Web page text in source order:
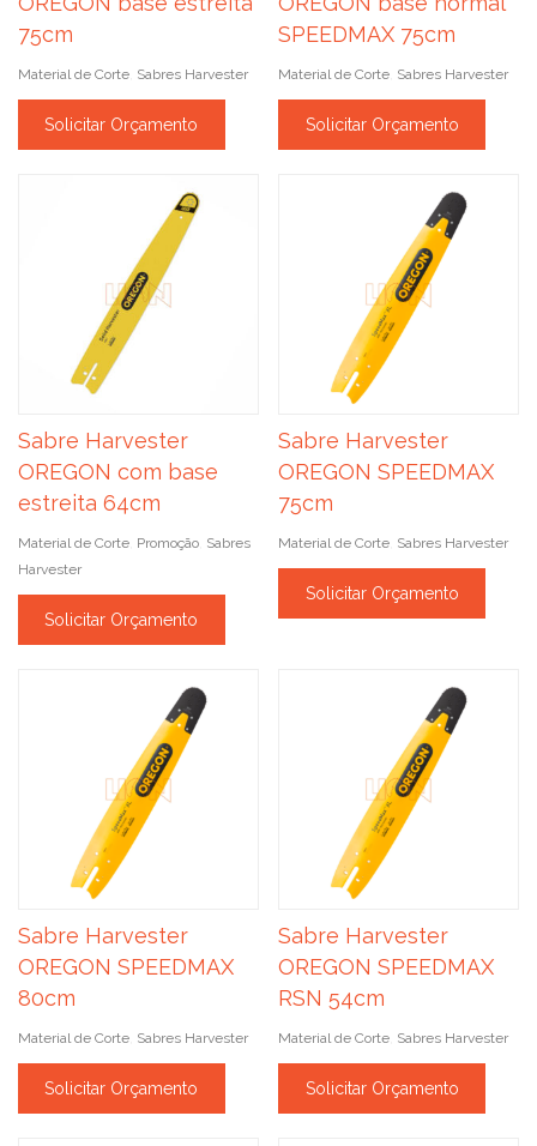
75cm
Material de Corte Sabres Harvester
Solicitar Orçamento
SPEEDMAX 75cm
Material de Corte Sabres Harvester
Solicitar Orçamento
Sabre Harvester
OREGON com base
estreita 64cm
Material de Corte Promoção Sabres
Harvester
Solicitar Orçamento
Sabre Harvester
OREGON SPEEDMAX
75cm
Material de Corte Sabres Harvester
Solicitar Orçamento
Sabre Harvester
OREGON SPEEDMAX
80cm
Material de Corte Sabres Harvester
Solicitar Orçamento
Sabre Harvester
OREGON SPEEDMAX
RSN 54cm
Material de Corte Sabres Harvester
Solicitar Orçamento